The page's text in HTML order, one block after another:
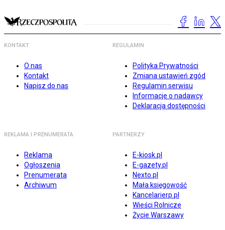
KONTAKT
O nas
Kontakt
Napisz do nas
REGULAMIN
Polityka Prywatności
Zmiana ustawień zgód
Regulamin serwisu
Informacje o nadawcy
Deklaracja dostępności
REKLAMA I PRENUMERATA
Reklama
Ogłoszenia
Prenumerata
Archiwum
PARTNERZY
E-kiosk.pl
E-gazety.pl
Nexto.pl
Mała księgowość
Kancelarierp.pl
Wieści Rolnicze
Życie Warszawy